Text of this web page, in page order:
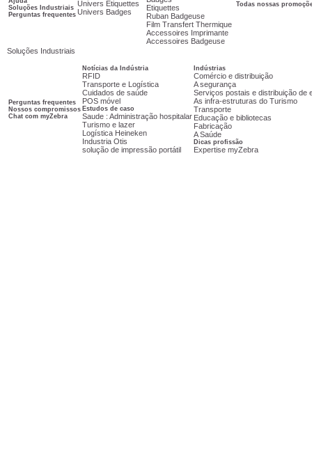
Soluções Industriais
Perguntas frequentes
Univers Etiquettes
Univers Badges
Etiquettes
Ruban Badgeuse
Film Transfert Thermique
Accessoires Imprimante
Accessoires Badgeuse
Todas nossas
Soluções Industriais
Perguntas frequentes
Nossos compromissos
Chat com myZebra
Notícias da Indústria
RFID
Transporte e Logística
Cuidados de saúde
POS móvel
Estudos de caso
Saude : Administração hospitalar
Turismo e lazer
Logística Heineken
Industria Otis
solução de impressão portátil
Indústrias
Comércio e distribuição
A segurança
Serviços postais e distribuição de
As infra-estruturas do Turismo
Transporte
Educação e bibliotecas
Fabricação
A Saúde
Dicas profissão
Expertise myZebra